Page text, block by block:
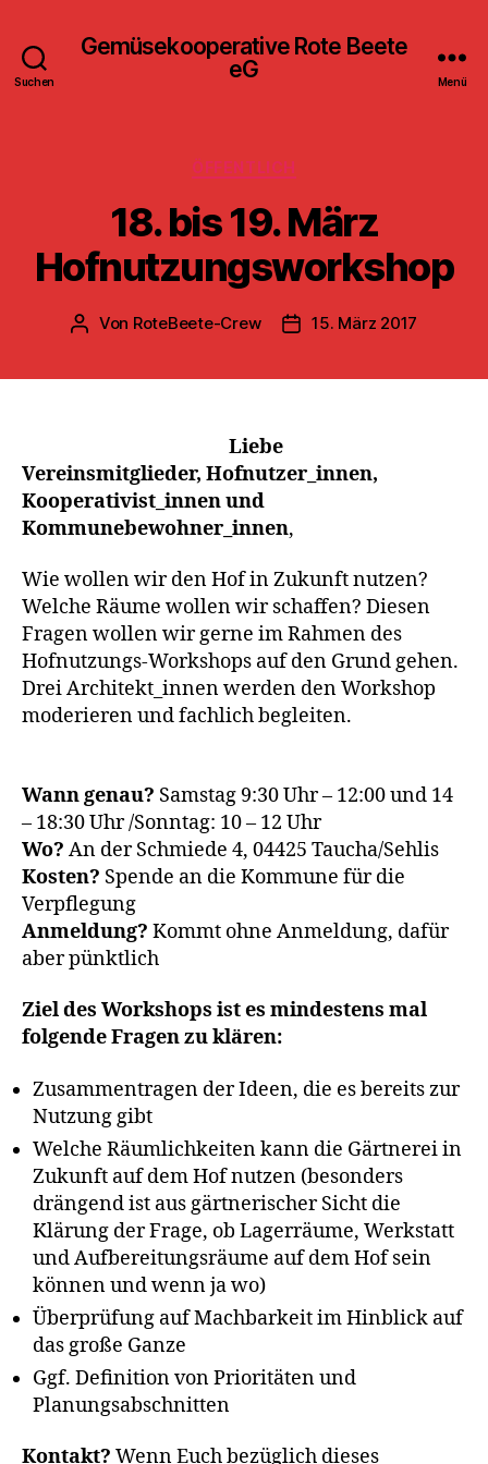
Suchen
Gemüsekooperative Rote Beete
eG
Menü
Kategorien
ÖFFENTLICH
18. bis 19. März
Hofnutzungsworkshop
Beitragsautor
Von RoteBeete-Crew Veröffentlichungsdatum
15. März 2017
Liebe
Vereinsmitglieder, Hofnutzer_innen,
Kooperativist_innen und
Kommunebewohner_innen,
Wie wollen wir den Hof in Zukunft nutzen?
Welche Räume wollen wir schaffen? Diesen
Fragen wollen wir gerne im Rahmen des
Hofnutzungs-Workshops auf den Grund gehen.
Drei Architekt_innen werden den Workshop
moderieren und fachlich begleiten.
Wann genau? Samstag 9:30 Uhr – 12:00 und 14
– 18:30 Uhr /Sonntag: 10 – 12 Uhr
Wo? An der Schmiede 4, 04425 Taucha/Sehlis
Kosten? Spende an die Kommune für die
Verpflegung
Anmeldung? Kommt ohne Anmeldung, dafür
aber pünktlich
Ziel des Workshops ist es mindestens mal
folgende Fragen zu klären:
Zusammentragen der Ideen, die es bereits zur
Nutzung gibt
Welche Räumlichkeiten kann die Gärtnerei in
Zukunft auf dem Hof nutzen (besonders
drängend ist aus gärtnerischer Sicht die
Klärung der Frage, ob Lagerräume, Werkstatt
und Aufbereitungsräume auf dem Hof sein
können und wenn ja wo)
Überprüfung auf Machbarkeit im Hinblick auf
das große Ganze
Ggf. Definition von Prioritäten und
Planungsabschnitten
Kontakt? Wenn Euch bezüglich dieses